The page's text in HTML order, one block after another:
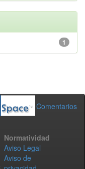
1
Comentarios
Normatividad
Aviso Legal
Aviso de